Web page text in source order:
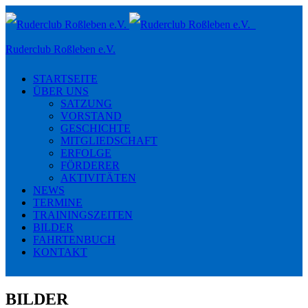
Toggle
navigation
Ruderclub Roßleben e.V.
STARTSEITE
ÜBER UNS
SATZUNG
VORSTAND
GESCHICHTE
MITGLIEDSCHAFT
ERFOLGE
FÖRDERER
AKTIVITÄTEN
NEWS
TERMINE
TRAININGSZEITEN
BILDER
FAHRTENBUCH
KONTAKT
BILDER